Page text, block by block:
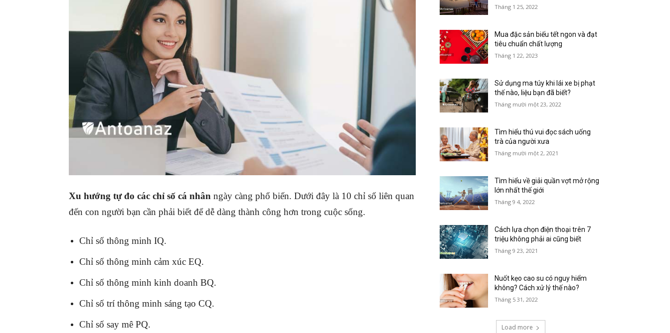
Xu hướng tự đo các chỉ số cá nhân ngày càng phổ biến. Dưới đây là 10 chỉ số liên quan
đến con người bạn cần phải biết để dễ dàng thành công hơn trong cuộc sống.
Chỉ số thông minh IQ.
Chỉ số thông minh cảm xúc EQ.
Chỉ số thông minh kinh doanh BQ.
Chỉ số trí thông minh sáng tạo CQ.
Chỉ số say mê PQ.
Tháng 1 25, 2022
Mua đặc sản biếu tết ngon và đạt
tiêu chuẩn chất lượng
Tháng 1 22, 2023
Sử dụng ma túy khi lái xe bị phạt
thế nào, liệu bạn đã biết?
Tháng mười một 23, 2022
Tìm hiểu thú vui đọc sách uống
trà của người xưa
Tháng mười một 2, 2021
Tìm hiểu về giải quần vợt mở rộng
lớn nhất thế giới
Tháng 9 4, 2022
Cách lựa chọn điện thoại trên 7
triệu không phải ai cũng biết
Tháng 9 23, 2021
Nuốt kẹo cao su có nguy hiểm
không? Cách xử lý thế nào?
Tháng 5 31, 2022
Load more